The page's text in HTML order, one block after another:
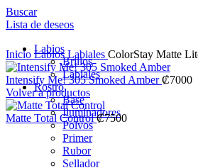
Buscar
Lista de deseos
Labios
Brillos
Labiales
Rostro
Base
Iluminadores
Polvos
Primer
Rubor
Sellador
Inicio Labios Labiales ColorStay Matte
Intensify Me! 305 Smoked Amber₡7000
Volver a productos
Matte Total Control₡7500